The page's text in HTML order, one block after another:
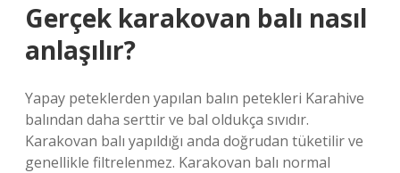
Gerçek karakovan balı nasıl
anlaşılır?
Yapay peteklerden yapılan balın petekleri Karahive
balından daha serttir ve bal oldukça sıvıdır.
Karakovan balı yapıldığı anda doğrudan tüketilir ve
genellikle filtrelenmez. Karakovan balı normal